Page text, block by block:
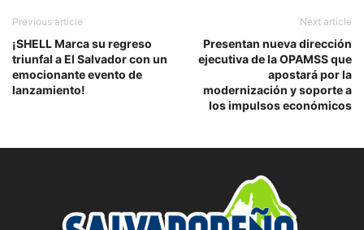
Previous article
¡SHELL Marca su regreso
triunfal a El Salvador con un
emocionante evento de
lanzamiento!
Next article
Presentan nueva dirección
ejecutiva de la OPAMSS que
apostará por la
modernización y soporte a
los impulsos económicos